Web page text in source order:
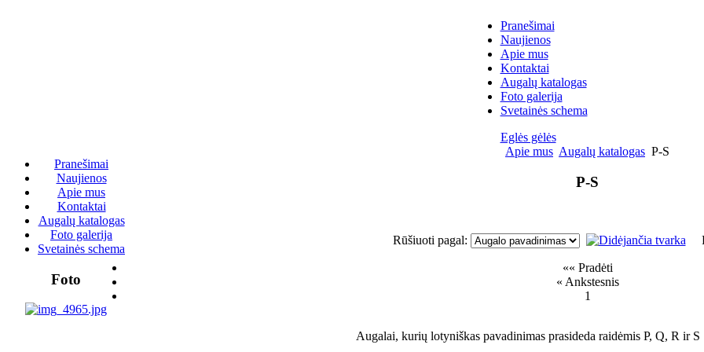
Pranešimai
Naujienos
Apie mus
Kontaktai
Augalų katalogas
Foto galerija
Svetainės schema
Eglės gėlės
Pranešimai
Naujienos
Apie mus
Kontaktai
Augalų katalogas
Foto galerija
Svetainės schema
Foto
Apie mus Augalų katalogas P-S
P-S
Augalai, kurių lotyniškas pavadinimas prasideda raidėmis P, Q, R ir S
Rūšiuoti pagal:
«« Pradėti
« Ankstesnis
1